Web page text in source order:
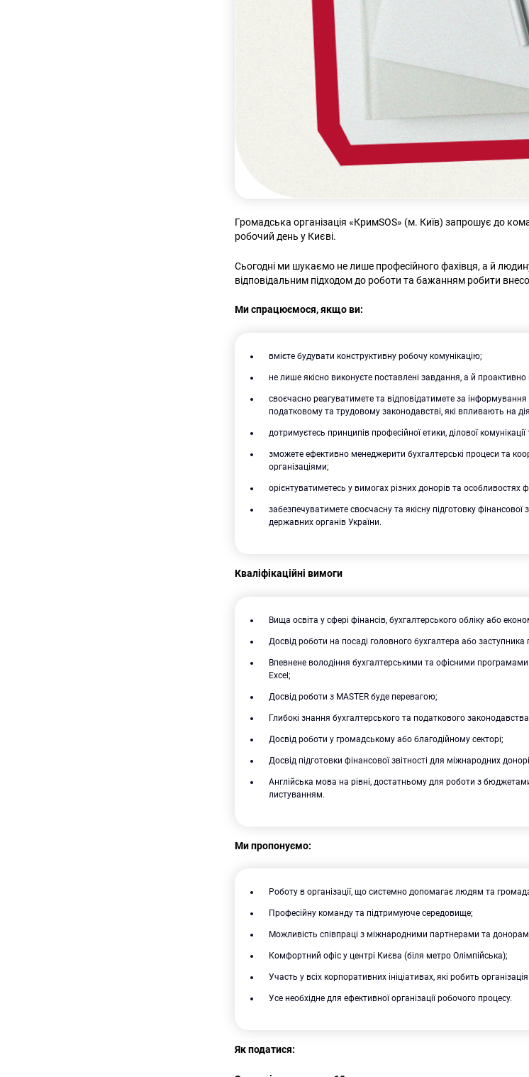
Громадська організація «КримSOS» (м. Київ) запрошує до
робочий день у Києві.
Сьогодні ми шукаємо не лише професійного фахівця, а й
відповідальним підходом до роботи та бажанням робити
Ми спрацюємося, якщо ви:
вмієте будувати конструктивну робочу комунікацію;
не лише якісно виконуєте поставлені завдання, а й проактивно
своєчасно реагуватимете та відповідатимете за
податковому та трудовому законодавстві, які впливають на
дотримуєтесь принципів професійної етики, ділової
зможете ефективно менеджерити бухгалтерські процеси та
організаціями;
орієнтуватиметесь у вимогах різних донорів та особливостях
забезпечуватимете своєчасну та якісну підготовку фінансової
державних органів України.
Кваліфікаційні вимоги
Вища освіта у сфері фінансів, бухгалтерського обліку або
Досвід роботи на посаді головного бухгалтера або заступника
Впевнене володіння бухгалтерськими та офісними програмами:
Excel;
Досвід роботи з MASTER буде перевагою;
Глибокі знання бухгалтерського та податкового
Досвід роботи у громадському або благодійному секторі;
Досвід підготовки фінансової звітності для міжнародних
Англійська мова на рівні, достатньому для роботи з
листуванням.
Ми пропонуємо:
Роботу в організації, що системно допомагає людям та
Професійну команду та підтримуюче середовище;
Можливість співпраці з міжнародними партнерами та
Комфортний офіс у центрі Києва (біля метро Олімпійська);
Участь у всіх корпоративних ініціативах, які робить
Усе необхідне для ефективної організації робочого процесу.
Як податися: